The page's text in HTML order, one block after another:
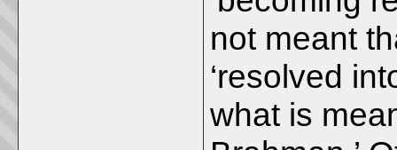
not meant
‘resolved
what is